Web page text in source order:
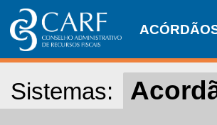
Sistemas: